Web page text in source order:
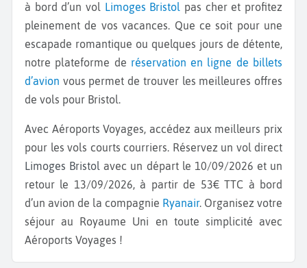
à bord d’un vol Limoges Bristol pas cher et profitez
pleinement de vos vacances. Que ce soit pour une
escapade romantique ou quelques jours de détente,
notre plateforme de réservation en ligne de billets
d’avion vous permet de trouver les meilleures offres
de vols pour Bristol.
Avec Aéroports Voyages, accédez aux meilleurs prix
pour les vols courts courriers. Réservez un vol direct
Limoges Bristolavec un départ le 10/09/2026 et un
retour le 13/09/2026, à partir de 53€ TTC à bord
d’un avion de la compagnie Ryanair. Organisez votre
séjour au Royaume Uni en toute simplicité avec
Aéroports Voyages !